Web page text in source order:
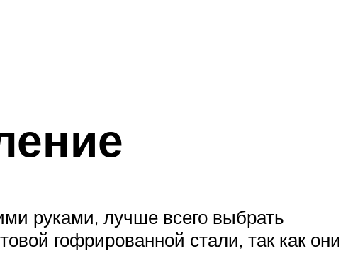
руками, лучше всего выбрать
гофрированной стали, так как они